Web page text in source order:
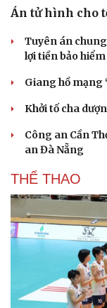
Du lịch
check-in
Án tử hình cho
Tuyên án
lợi tiền bảo hiểm
Giang hồ mạng
Khởi tố cha
Công an Cần
an Đà Nẵng
THỂ THAO